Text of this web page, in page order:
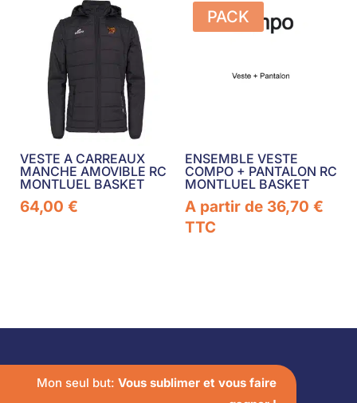
VESTE A CARREAUX
MANCHE AMOVIBLE RC
MONTLUEL BASKET
64,00 €
PACK
ENSEMBLE VESTE
COMPO + PANTALON RC
MONTLUEL BASKET
A partir de 36,70 €
TTC
Mon seul but: Vous sublimer et vous faire